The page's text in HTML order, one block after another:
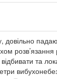
довільно
та